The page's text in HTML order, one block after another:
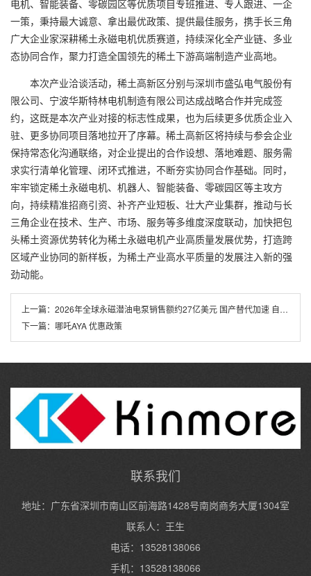
电机、智能装备、零碳园区等优质项目专班推进、专人跟进、一企
一策，秉持最大诚意、拿出最优政策、提供最佳服务，携手长三角
广大企业家深耕稀土永磁电机优质赛道，持续深化全产业链、多业
态协同合作，聚力打造全国领先的稀土下游高端制造产业高地。
本次产业洽谈活动，稀土高新区分别与深圳市盛弘电气股份有
限公司、宁波华斯特林电机制造有限公司达成战略合作并完成签
约，这既是本次产业对接的标志性成果，也为后续更多优质企业入
驻、更多协同项目落地拉开了序幕。稀土高新区将持续与参会企业
保持常态化沟通联络，对企业提出的合作设想、落地难题、服务需
求实行清单化管理、闭环式推进，不断夯实协同合作基础。同时，
牢牢锁定稀土永磁电机、机器人、智能装备、零碳园区等主攻方
向，持续精准招商引资、补齐产业短板、壮大产业集群，推动与长
三角企业在技术、生产、市场、服务等多维度深度联动，加快把包
头稀土资源优势转化为稀土永磁电机产业高质量发展优势，打造跨
区域产业协同的新样板，为稀土产业高水平质量的发展注入新的强
劲动能。
上一篇： 2026年全球永磁潜油电泵销售额约27亿美元 国产替代加速 自主可控成主旋律[图]
下一篇： 哪吒AYA 优惠政策
联系我们
地址：广东省深圳市南山区前海路1428号南岗商务大厦1304室
联系人：王生
电话：13528138066
手机：13528138066